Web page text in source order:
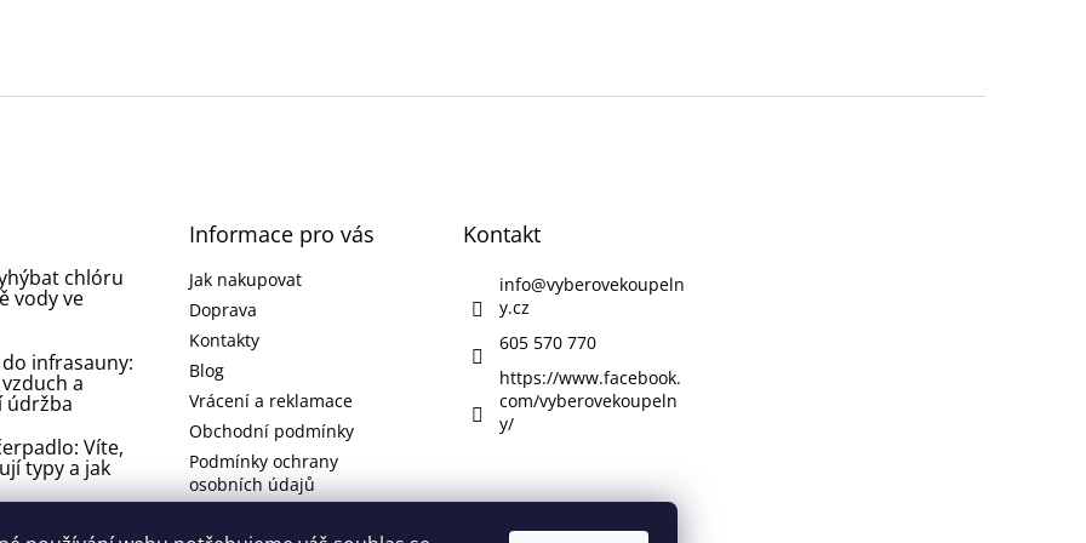
chlóru
vody ve
infrasauny:
a
údržba
Víte,
typy a jak
nebo
Informace pro vás
Jak nakupovat
Doprava
Kontakty
Blog
Vrácení a reklamace
Obchodní podmínky
Podmínky ochrany
osobních údajů
Kontakt
info@vyberovekoupeln
y.cz
605 570 770
https://www.facebook.
com/vyberovekoupeln
y/